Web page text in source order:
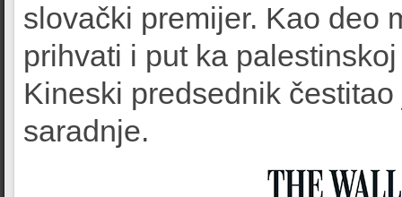
slovački premijer. Kao deo
prihvati i put ka
Kineski predsednik
saradnje.